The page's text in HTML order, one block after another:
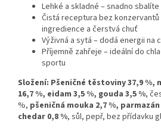
Lehké a skladné – snadno
Čistá receptura bez
ingredience a čerstvá chuť
Výživná a sytá – dodá energii na
Příjemně zahřeje – ideální do
sportu
Složení: Pšeničné těstoviny 37,9 %,
16,7 %, eidam 3,5 %, gouda 3,5 %,
%, pšeničná mouka 2,7 %, parmazán
chedar 0,8 %, sůl, pepř, bez přídavku